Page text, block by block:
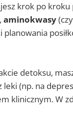
krok po
, aminokwasy
detoksu,
(np. na
klinicznym. W